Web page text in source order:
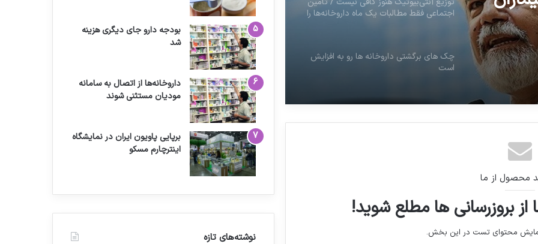
نیست
یک
چک های برگشتی داروخانه ها رو به افزایش
است
فارمکس در مسیر پیشبرد اهداف صنعت
رئیس کمیسیون بهداشت مجلس: مشکلات
دارویی و بیمه‌ای بیماران سیستان و
محصول از ما
بروزرسانی ها مطلع شوید!
محتوای تست در این بخش.
بودجه دارو جای دیگری هزینه
شد
داروخانه‌ها از اتصال به سامانه
مودیان مستثنی شوند
برپایی پاویون ایران در نمایشگاه
اینترچارم مسکو
نوشته‌های تازه